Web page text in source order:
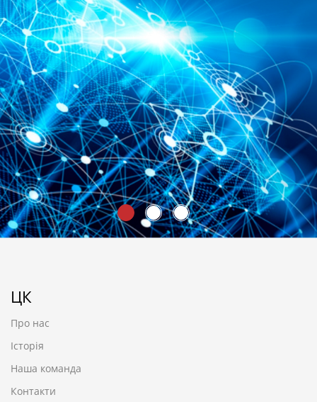
Надішліть свої дані
ЦК
Про нас
Історія
Наша команда
Контакти